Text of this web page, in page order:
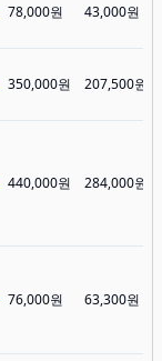
78,000원 43,000원
350,000원 207,500원
440,000원 284,000원
76,000원 63,300원